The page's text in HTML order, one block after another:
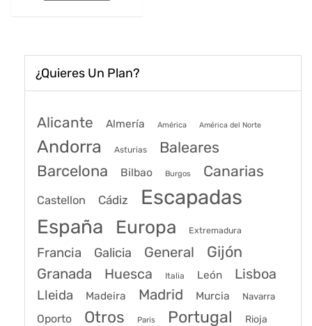
¿Quieres Un Plan?
Alicante Almería América América del Norte
Andorra Asturias Baleares
Barcelona Bilbao Burgos Canarias
Castellon Cádiz Escapadas
España Europa Extremadura
Francia Galicia General Gijón
Granada Huesca Italia León Lisboa
Lleida Madeira Madrid Murcia Navarra
Oporto Otros Paris Portugal Rioja